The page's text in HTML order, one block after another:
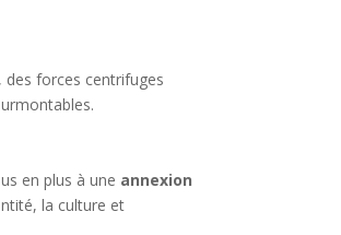
forces centrifuges
en plus à une annexion
la culture et